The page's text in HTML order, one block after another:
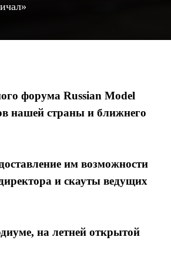
форума Russian Model
нашей страны и ближнего
им возможности
и скауты ведущих
на летней открытой